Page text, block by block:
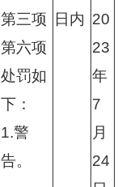
第三项
第六项
处罚如
下：
1.警
告。
日内 20
23
年
7
月
24